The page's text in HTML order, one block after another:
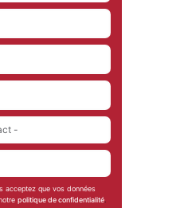
acceptez que vos données
politique de confidentialité.